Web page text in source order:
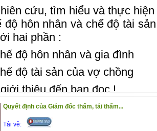
cứu, tìm hiểu và thực
độ hôn nhân và chế độ tài
hai phần :
độ hôn nhân và gia đình
độ tài sản của vợ chồng
thiệu đến bạn đọc !
Quyết định của Giám đốc thẩm, tái thẩm...
Tải về: